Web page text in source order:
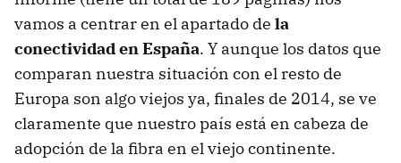
vamos a centrar en el apartado de la
conectividad en España. Y aunque los datos que
comparan nuestra situación con el resto de
Europa son algo viejos ya, finales de 2014, se ve
claramente que nuestro país está en cabeza de
adopción de la fibra en el viejo continente.